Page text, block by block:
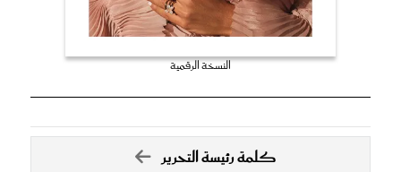
النسخة الرقمية
كلمة رئيسة التحرير